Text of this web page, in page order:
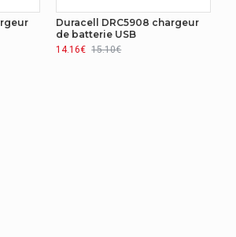
Duracell DRC5908 chargeur
de batterie USB
14.16€ 15.10€